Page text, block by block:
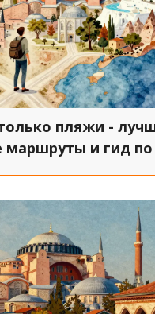
пляжи -
маршруты и гид по